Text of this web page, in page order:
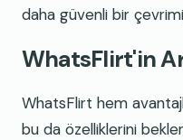
daha güvenli bir
WhatsFlirt'in
WhatsFlirt hem
bu da özelliklerini